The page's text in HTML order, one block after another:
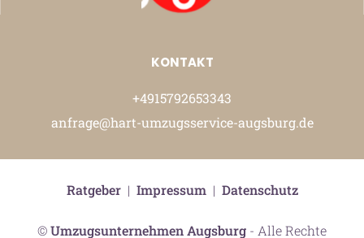
KONTAKT
+4915792653343
anfrage@hart-umzugsservice-augsburg.de
©Umzugsunternehmen Augsburg - Alle Rechte
Ratgeber| Impressum| Datenschutz